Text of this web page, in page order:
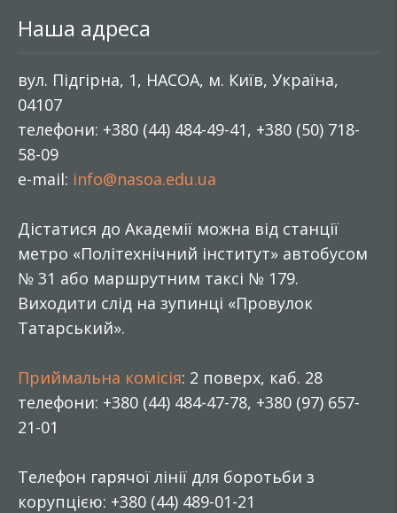
Наша адреса
вул. Підгірна, 1, НАСОА, м. Київ, Україна,
04107
телефони: +380 (44) 484-49-41, +380 (50) 718-
58-09
e-mail: info@nasoa.edu.ua
Дістатися до Академії можна від станції
метро «Політехнічний інститут» автобусом
№ 31 або маршрутним таксі № 179.
Виходити слід на зупинці «Провулок
Татарський».
Приймальна комісія: 2 поверх, каб. 28
телефони: +380 (44) 484-47-78, +380 (97) 657-
21-01
Телефон гарячої лінії для боротьби з
корупцією: +380 (44) 489-01-21